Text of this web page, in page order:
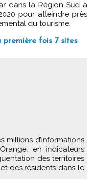
dans la Région Sud a
pour atteindre près
du tourisme.
fois 7 sites
millions d’informations
en indicateurs
des territoires
des résidents dans le